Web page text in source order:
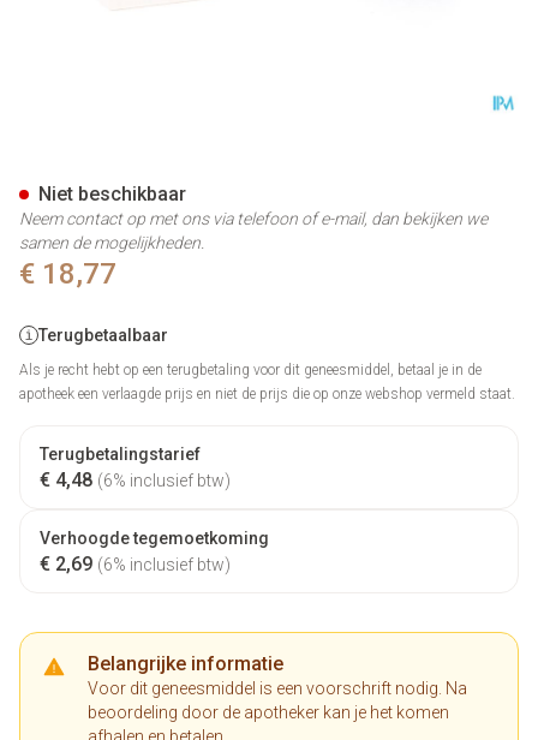
€ 18,77
Terugbetaalbaar
Als je recht hebt op een terugbetaling voor dit geneesmiddel, betaal je in de
apotheek een verlaagde prijs en niet de prijs die op onze webshop vermeld staat.
Terugbetalingstarief
€ 4,48 (6% inclusief btw)
Verhoogde tegemoetkoming
€ 2,69 (6% inclusief btw)
Belangrijke informatie
Voor dit geneesmiddel is een voorschrift nodig. Na
beoordeling door de apotheker kan je het komen
Niet beschikbaar
Neem contact op met ons via telefoon of e-mail, dan bekijken we
samen de mogelijkheden.